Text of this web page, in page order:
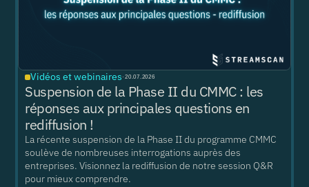
Vidéos et webinaires ·20.07.2026
Suspension de la Phase II du CMMC : les
réponses aux principales questions en
rediffusion !
La récente suspension de la Phase II du programme CMMC
soulève de nombreuses interrogations auprès des
entreprises. Visionnez la rediffusion de notre session Q&R
pour mieux comprendre.